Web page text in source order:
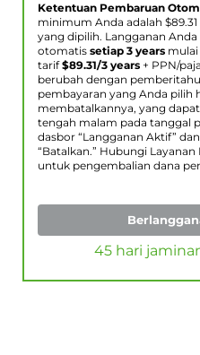
Ketentuan Pembaruan
minimum Anda adalah $89.31
yang dipilih. Langganan
otomatis setiap 3 years mulai
tarif$89.31/3 years + PPN/
berubah dengan
pembayaran yang Anda pilih
membatalkannya, yang
tengah malam pada tanggal
dasbor “Langganan Aktif”
“Batalkan.” Hubungi
untuk pengembalian dana
45 hari